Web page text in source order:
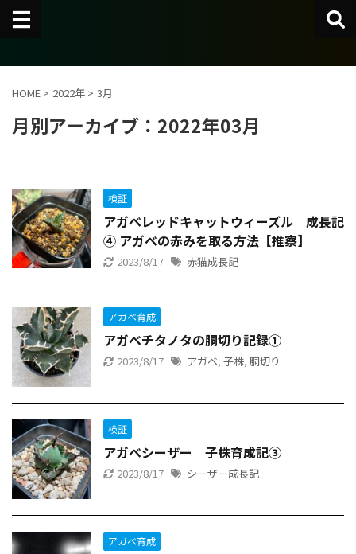
HOME > 2022年 > 3月
月別アーカイブ：2022年03月
検証
アガベレッドキャットウィーズル 成長記
④ アガベの赤みを取る方法【推察】
2023/8/17 赤猫成長記
アガベ育成
アガベチタノタの胴切り記録①
2023/8/17 アガベ, 子株, 胴切り
検証
アガベシーザー 子株育成記③
2023/8/17 シーザー成長記
アガベ育成